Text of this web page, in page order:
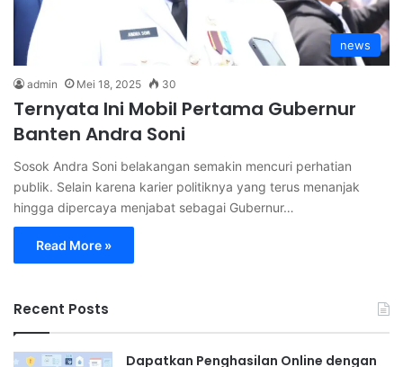
news
admin Mei 18, 2025 30
Ternyata Ini Mobil Pertama Gubernur
Banten Andra Soni
Sosok Andra Soni belakangan semakin mencuri perhatian
publik. Selain karena karier politiknya yang terus menanjak
hingga dipercaya menjabat sebagai Gubernur…
Read More »
Recent Posts
Dapatkan Penghasilan Online dengan